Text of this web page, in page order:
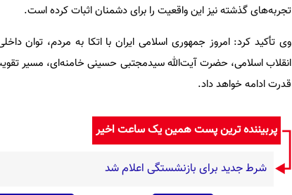
تجربه‌های گذشته نیز این واقعیت را برای دشمنان اثبات کرده است.
وی تأکید کرد: امروز جمهوری اسلامی ایران با اتکا به مردم، توان
انقلاب اسلامی، حضرت آیت‌الله سیدمجتبی حسینی خامنه‌ای، مسیر
قدرت ادامه خواهد داد.
پربیننده ترین پست همین یک ساعت اخیر
شرط جدید برای بازنشستگی اعلام شد